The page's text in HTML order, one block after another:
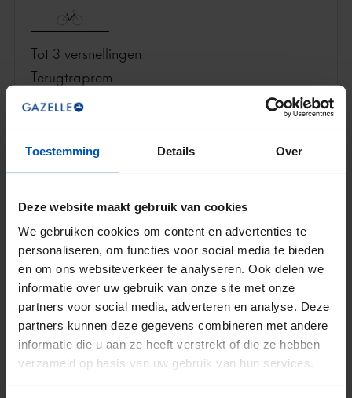
Toestemming Details Over
Deze website maakt gebruik van cookies
We gebruiken cookies om content en advertenties te
personaliseren, om functies voor social media te bieden
en om ons websiteverkeer te analyseren. Ook delen we
informatie over uw gebruik van onze site met onze
partners voor social media, adverteren en analyse. Deze
partners kunnen deze gegevens combineren met andere
informatie die u aan ze heeft verstrekt of die ze hebben
verzameld op basis van uw gebruik van hun services.
Tot 3 versnellingen
terugtraprem
MEER INFORMATIE
Bloom
€ 1.199